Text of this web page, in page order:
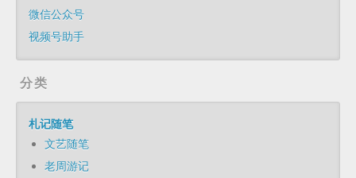
微信公众号
视频号助手
分类
札记随笔
文艺随笔
老周游记